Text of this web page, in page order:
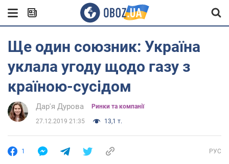
Ще один союзник: Україна
уклала угоду щодо газу з
країною-сусідом
Дар'я Дурова Ринки та компанії
27.12.2019 21:35 13,1 т.
1 РУС